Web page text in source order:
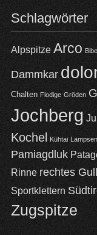
Schlagwörter
Alpspitze Arco
Dammkar
Chalten Flodige Gröden
Jochberg
Kochel Kühtai
Pamiagdluk
Rinne rechtes
Sportklettern
Zugspitze